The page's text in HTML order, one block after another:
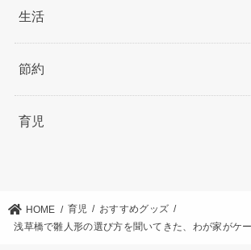
生活
節約
育児
HOME 育児
おすすめグッズ
浅草橋で雛人形の選び方を聞いてきた、わが家がケ